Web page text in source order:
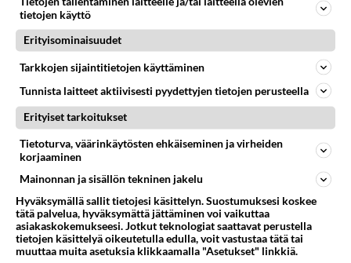
LUETUIMMAT
Muistatko? Kädestä suuhun
elävä Satu sai jättimäisen
rahasalkun Henry-
Luetuimmat: Aarne Pelkonen
ja Noora Louhimo vihdoinkin
yhdessä - Tätä moni jo odotti
tietojen käyttö
Erityisominaisuudet
Tarkkojen sijaintitietojen käyttäminen
Tunnista laitteet aktiivisesti pyydettyjen tietojen perusteella
Erityiset tarkoitukset
Tietoturva, väärinkäytösten ehkäiseminen ja virheiden
korjaaminen
Mainonnan ja sisällön tekninen jakelu
Hyväksymällä sallit tietojesi käsittelyn. Suostumuksesi koskee
tätä palvelua, hyväksymättä jättäminen voi vaikuttaa
asiakaskokemukseesi. Jotkut teknologiat saattavat perustella
tietojen käsittelyä oikeutetulla edulla, voit vastustaa tätä tai
muuttaa muita asetuksia klikkaamalla "Asetukset" linkkiä.